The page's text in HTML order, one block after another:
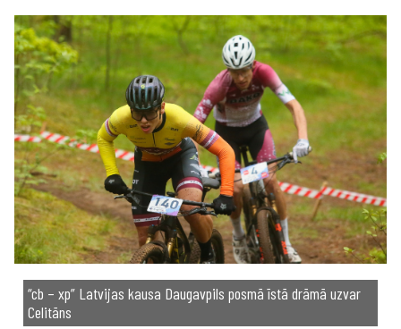
“cb – xp” Latvijas kausa Daugavpils posmā īstā drāmā uzvar
Celitāns